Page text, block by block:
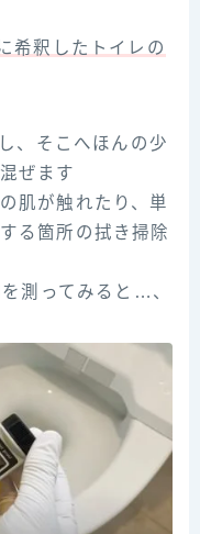
希釈したトイレの
、そこへほんの少
ぜます
肌が触れたり、単
る箇所の拭き掃除
測ってみると…、